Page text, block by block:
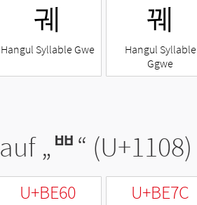
궤
Hangul Syllable Gwe
꿰
Hangul Syllable
Ggwe
„ᄈ“ (U+1108)
U+BE60 U+BE7C